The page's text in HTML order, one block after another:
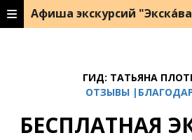
Афиша экскурсий
ГИД: ТАТЬЯНА
ОТЗЫВЫ
БЕСПЛАТНАЯ